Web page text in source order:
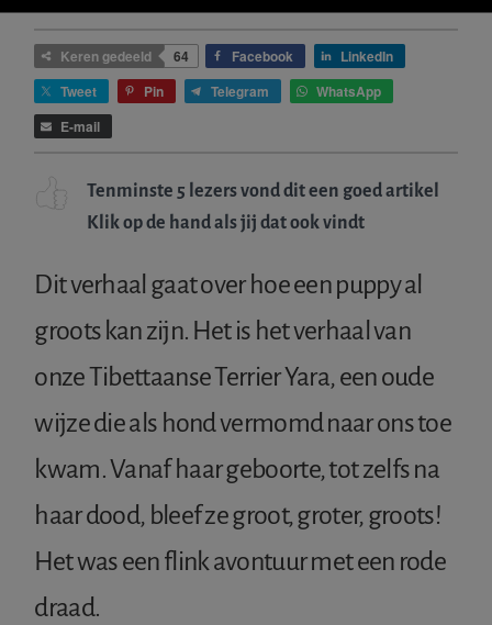
IETS
Keren gedeeld 64 Facebook
LinkedIn
Tweet
Pin Telegram
WhatsApp
E-mail
Tenminste 5 lezers vond dit een goed artikel
Klik op de hand als jij dat ook vindt
Dit verhaal gaat over hoe een puppy al
groots kan zijn. Het is het verhaal van
onze Tibettaanse Terrier Yara, een oude
wijze die als hond vermomd naar ons toe
kwam. Vanaf haar geboorte, tot zelfs na
haar dood, bleef ze groot, groter, groots!
Het was een flink avontuur met een rode
draad.